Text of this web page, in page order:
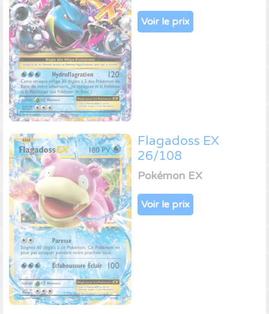
Voir le prix
Flagadoss EX
26/108
Pokémon EX
Voir le prix